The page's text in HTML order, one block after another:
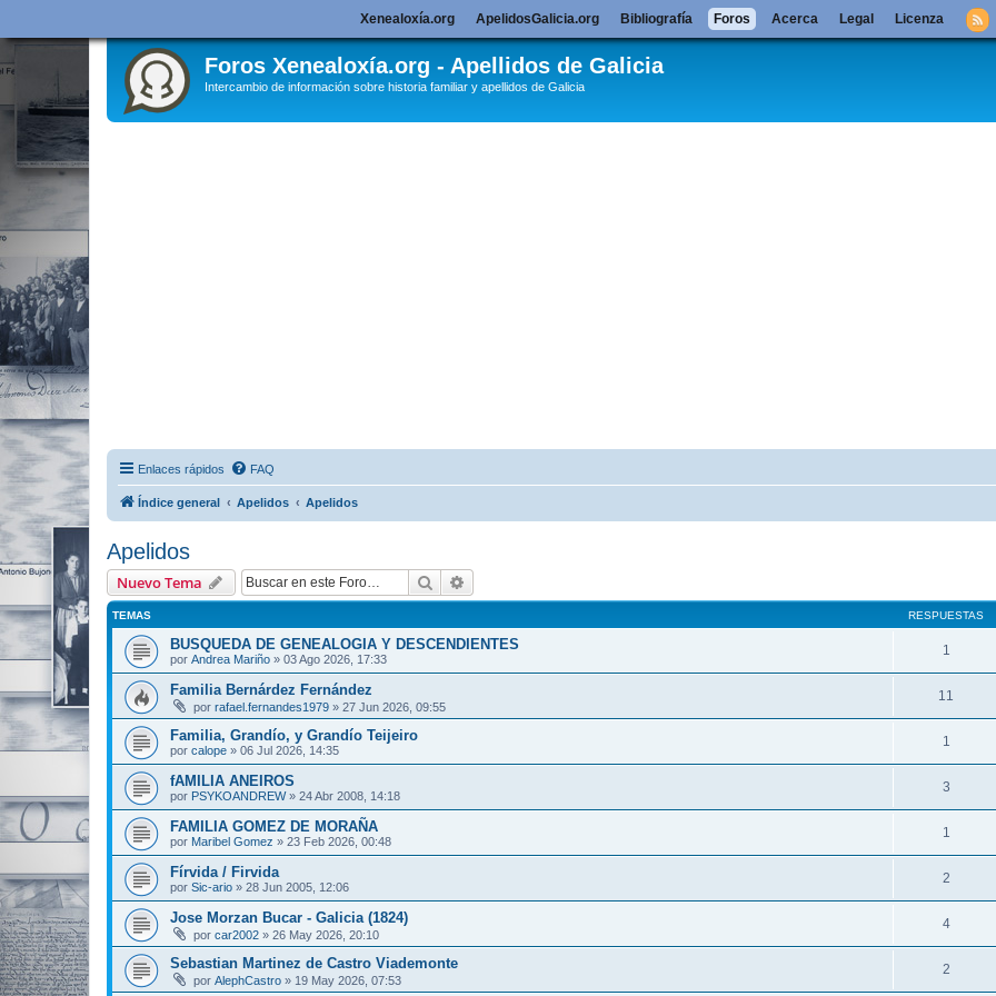
Foros Xenealoxía.org - Apellidos de Galicia
Intercambio de información sobre historia familiar y apellidos de Galicia
Enlaces rápidos FAQ
Índice general Apelidos Apelidos
Apelidos
Nuevo Tema Buscar
TEMAS RESPUESTAS
BUSQUEDA DE GENEALOGIA Y DESCENDIENTES
por Andrea Mariño » 03 Ago 2026, 17:33
1
Familia Bernárdez Fernández
por rafael.fernandes1979 » 27 Jun 2026, 09:55
11
Familia, Grandío, y Grandío Teijeiro
por calope » 06 Jul 2026, 14:35
1
fAMILIA ANEIROS
por PSYKOANDREW» 24 Abr 2008, 14:18
3
FAMILIA GOMEZ DE MORAÑA
por Maribel Gomez » 23 Feb 2026, 00:48
1
Fírvida / Firvida
por Sic-ario » 28 Jun 2005, 12:06
2
Jose Morzan Bucar - Galicia (1824)
por car2002 » 26 May 2026, 20:10
4
Sebastian Martinez de Castro Viademonte
por AlephCastro » 19 May 2026, 07:53
2
Xenealoxía.org ApelidosGalicia.org Bibliografía Foros Acerca Legal Licenza